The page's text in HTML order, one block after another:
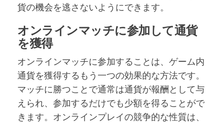
貨の機会を逃さないようにできます。
オンラインマッチに参加して通貨
を獲得
オンラインマッチに参加することは、ゲーム内
通貨を獲得するもう一つの効果的な方法です。
マッチに勝つことで通常は通貨が報酬として与
えられ、参加するだけでも少額を得ることがで
きます。オンラインプレイの競争的な性質は、